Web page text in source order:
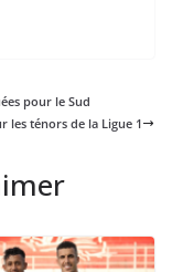
pour le Sud
les ténors de la Ligue 1